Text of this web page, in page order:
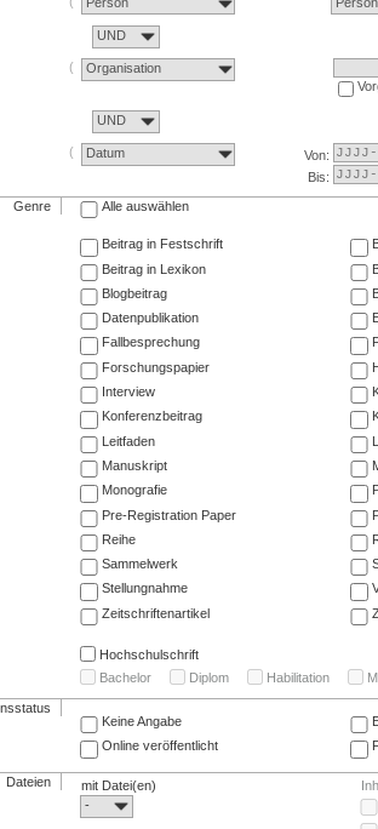
UND
Organisation
UND
Datum
Von:
Bis:
Genre Alle auswählen
Beitrag in Festschrift
Beitrag in Lexikon
Blogbeitrag
Datenpublikation
Fallbesprechung
Forschungspapier
Interview
Konferenzbeitrag
Leitfaden
Manuskript
Monografie
Pre-Registration Paper
Reihe
Sammelwerk
Stellungnahme
Zeitschriftenartikel
Hochschulschrift
Bachelor
Diplom Habilitation
Keine Angabe
Online veröffentlicht
Dateien
mit Datei(en)
-